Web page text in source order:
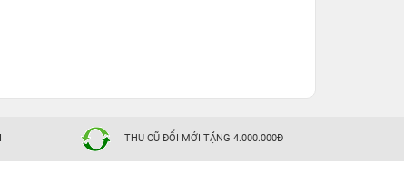
THU CŨ ĐỔI MỚI TẶNG 4.000.000Đ